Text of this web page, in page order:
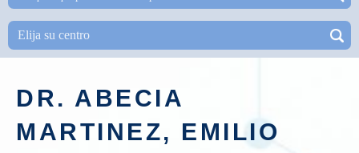
DR. ABECIA
MARTINEZ, EMILIO